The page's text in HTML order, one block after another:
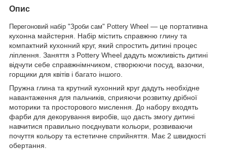
Опис
Перегоновий набір "Зроби сам" Pottery Wheel — це портативна
кухонна майстерня. Набір містить справжню глину та
компактний кухонний круг, який спростить дитині процес
ліплення. Заняття з Pottery Wheel дадуть можливість дитині
відчути себе справжнімнчиком, створюючи посуд, вазочки,
горщики для квітів і багато іншого.
Пружна глина та крутний кухонний круг дадуть необхідне
навантаження для пальчиків, сприяючи розвитку дрібної
моторики та просторового мислення. До набору входять
фарби для декорування виробів, що дасть змогу дитині
навчитися правильно поєднувати кольори, розвиваючи
почуття кольору та естетичне сприйняття. Має 2 швидкості
обертання.